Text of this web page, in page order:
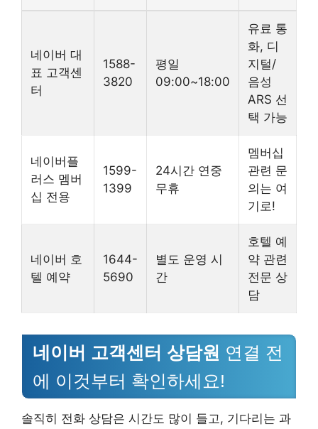
네이버 대
표 고객센
터
1588-
3820
평일
09:00~18:00
유료 통
화, 디
지털/
음성
ARS 선
택 가능
네이버플
러스 멤버
십 전용
1599-
1399
24시간 연중
무휴
멤버십
관련 문
의는 여
기로!
네이버 호
텔 예약
1644-
5690
별도 운영 시
간
호텔 예
약 관련
전문 상
담
네이버 고객센터 상담원 연결 전
에 이것부터 확인하세요!
솔직히 전화 상담은 시간도 많이 들고, 기다리는 과